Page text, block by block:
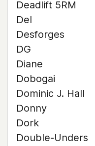
Deadlift 5RM
Del
Desforges
DG
Diane
Dobogai
Dominic J. Hall
Donny
Dork
Double-Unders